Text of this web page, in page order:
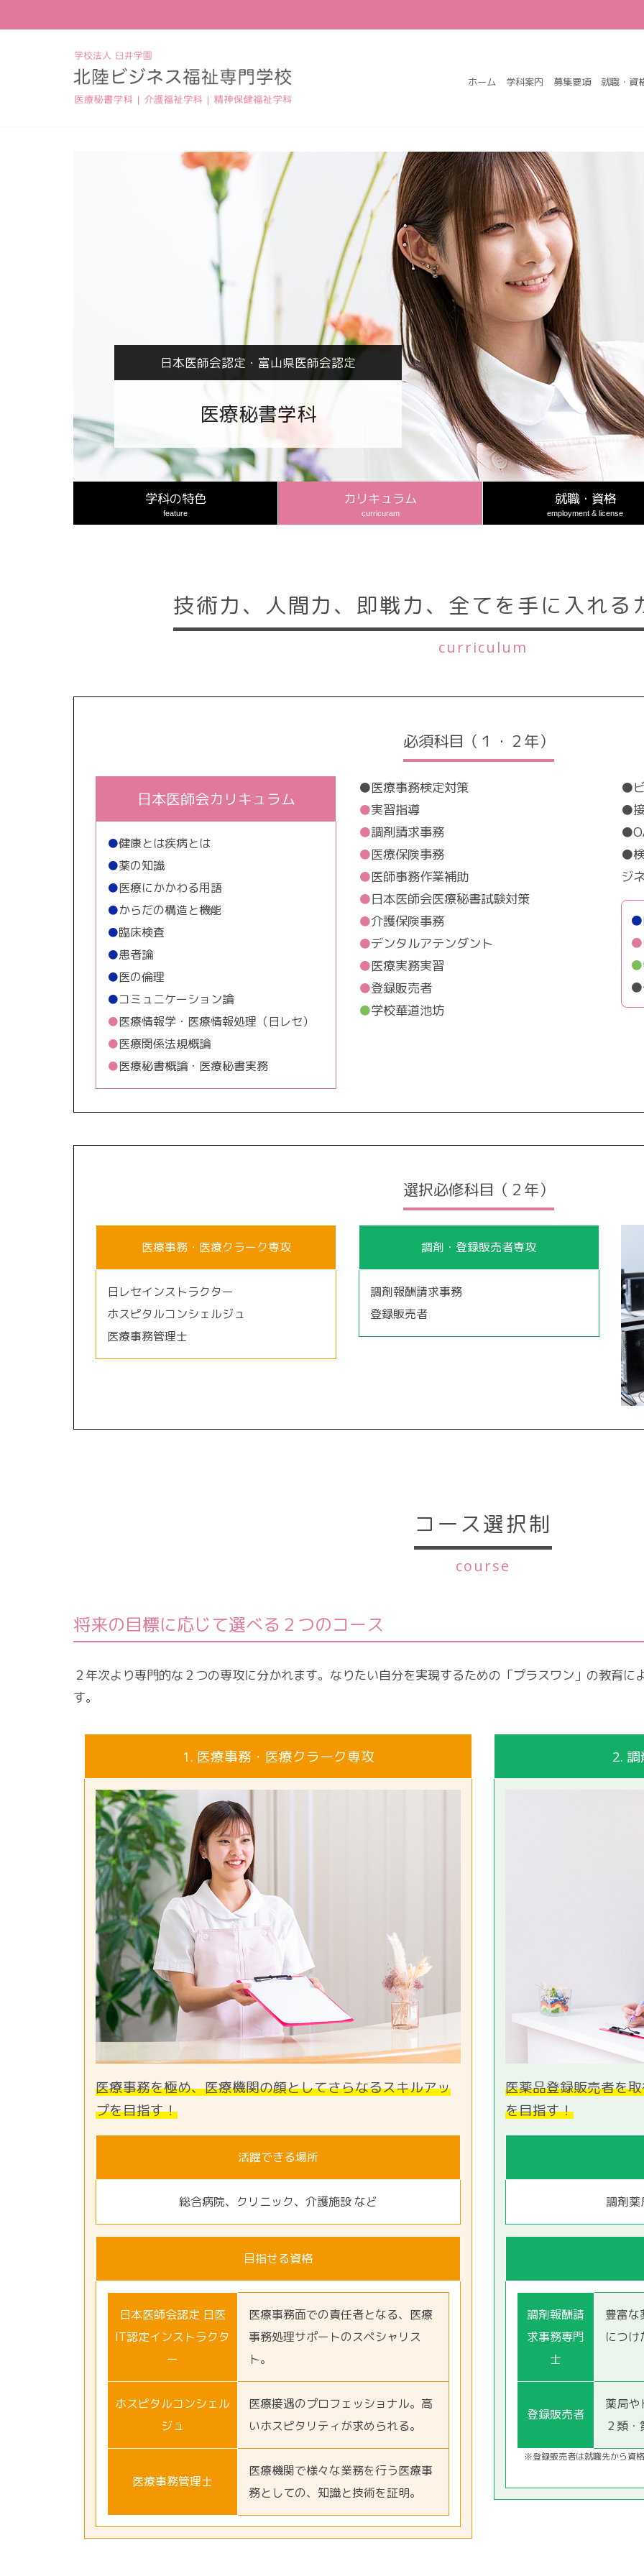
ホーム 学科案内 募集要項 就職・資
日本医師会認定・富山県医師会認定
医療秘書学科
学科の特色
feature
カリキュラム
curricuram
就職・資格
employment & license
技術力、人間力、即戦力、全てを手に入れる
curriculum
必須科目（１・２年）
日本医師会カリキュラム
●健康とは疾病とは
●薬の知識
●医療にかかわる用語
●からだの構造と機能
●臨床検査
●患者論
●医の倫理
●コミュニケーション論
●医療情報学・医療情報処理（日レセ）
●医療関係法規概論
●医療秘書概論・医療秘書実務
●医療事務検定対策
●実習指導
●調剤請求事務
●医療保険事務
●医師事務作業補助
●日本医師会医療秘書試験対策
●介護保険事務
●デンタルアテンダント
●医療実務実習
●登録販売者
●学校華道池坊
●
●
●
ジ
●
●
●
●
選択必修科目（２年）
医療事務・医療クラーク専攻
日レセインストラクター
ホスピタルコンシェルジュ
医療事務管理士
調剤・登録販売者専攻
調剤報酬請求事務
登録販売者
コース選択制
course
将来の目標に応じて選べる２つのコース
２年次より専門的な２つの専攻に分かれます。なりたい自分を実現するための「プラスワン」の教育
す。
1. 医療事務・医療クラーク専攻
医療事務を極め、医療機関の顔としてさらなるスキルアッ
プを目指す！
活躍できる場所
総合病院、クリニック、介護施設 など
目指せる資格
日本医師会認定 日医
IT認定インストラクタ
ー
医療事務面での責任者となる、医療
事務処理サポートのスペシャリス
ト。
ホスピタルコンシェル
ジュ
医療接遇のプロフェッショナル。高
いホスピタリティが求められる。
医療事務管理士
医療機関で様々な業務を行う医療事
務としての、知識と技術を証明。
2.
医薬品登録販売者を
を目指す！
調剤
調剤報酬請
求事務専門
士
豊富な
につ
登録販売者
薬局や
２類
※登録販売者は就職先から資